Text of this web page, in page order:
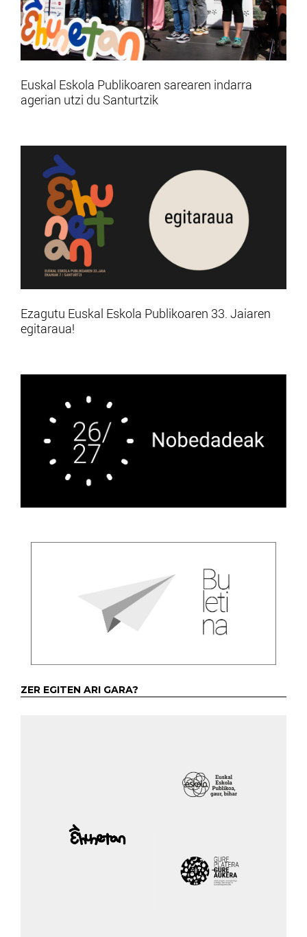
Euskal Eskola Publikoaren sarearen indarra
agerian utzi du Santurtzik
Ezagutu Euskal Eskola Publikoaren 33. Jaiaren
egitaraua!
ZER EGITEN ARI GARA?